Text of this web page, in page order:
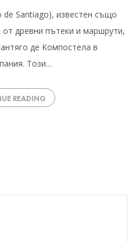
de Santiago), известен също
древни пътеки и маршрути,
де Компостела в
Този…
READING